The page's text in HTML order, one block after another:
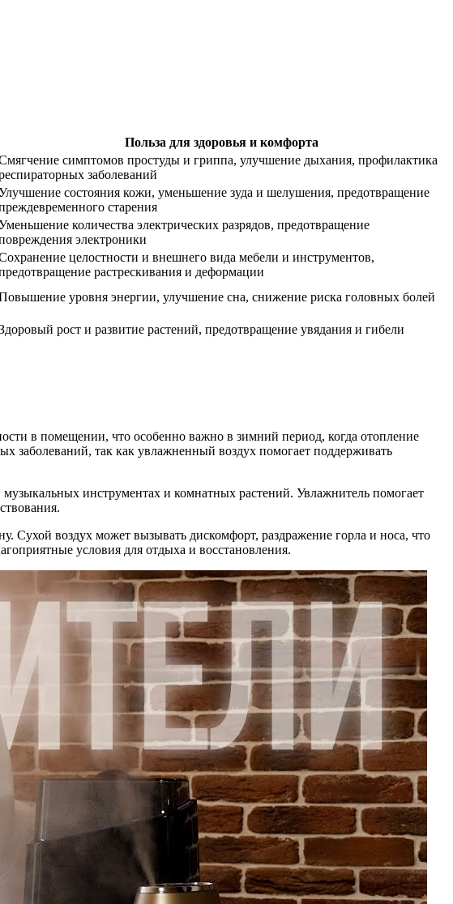
Польза для здоровья и комфорта
симптомов простуды и гриппа, улучшение дыхания, профилактика
заболеваний
состояния кожи, уменьшение зуда и шелушения, предотвращение
старения
количества электрических разрядов, предотвращение
электроники
целостности и внешнего вида мебели и инструментов,
растрескивания и деформации
уровня энергии, улучшение сна, снижение риска головных болей
рост и развитие растений, предотвращение увядания и гибели
в помещении, что особенно важно в зимний период, когда отопление
заболеваний, так как увлажненный воздух помогает поддерживать
инструментах и комнатных растений. Увлажнитель помогает
Сухой воздух может вызывать дискомфорт, раздражение горла и носа, что
условия для отдыха и восстановления.